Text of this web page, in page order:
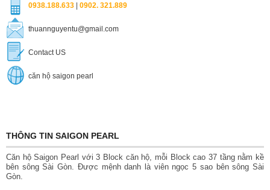
0938.188.633 0902. 321.889
thuannguyentu@gmail.com
Contact US
căn hộ saigon pearl
THÔNG TIN SAIGON PEARL
Căn hộ Saigon Pearl với 3 Block căn hộ, mỗi Block cao 37 tầng nằm kề
bên sông Sài Gòn. Được mệnh danh là viên ngọc 5 sao bên sông Sài
Gòn.